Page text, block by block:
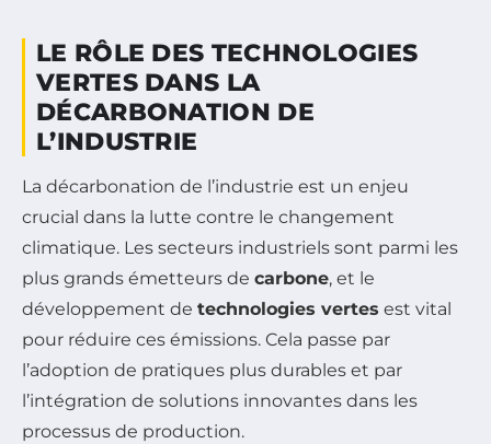
LE RÔLE DES TECHNOLOGIES
VERTES DANS LA
DÉCARBONATION DE
L’INDUSTRIE
La décarbonation de l’industrie est un enjeu
crucial dans la lutte contre le changement
climatique. Les secteurs industriels sont parmi les
plus grands émetteurs de carbone, et le
développement de technologies vertes est vital
pour réduire ces émissions. Cela passe par
l’adoption de pratiques plus durables et par
l’intégration de solutions innovantes dans les
processus de production.